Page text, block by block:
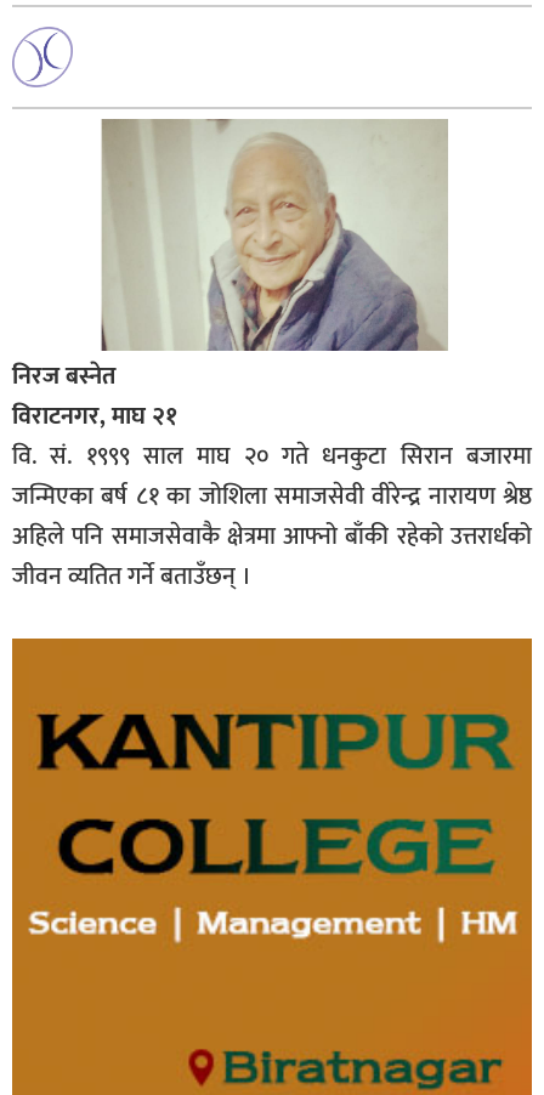
निरज बस्नेत
विराटनगर, माघ २१
वि. सं. १९९९ साल माघ २० गते धनकुटा सिरान बजारमा
जन्मिएका बर्ष ८१ का जोशिला समाजसेवी वीरेन्द्र नारायण श्रेष्ठ
अहिले पनि समाजसेवाकै क्षेत्रमा आफ्नो बाँकी रहेको उत्तरार्धको
जीवन व्यतित गर्ने बताउँछन् ।